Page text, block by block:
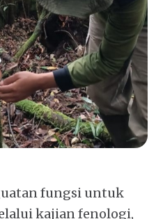
fungsi untuk
kajian fenologi,